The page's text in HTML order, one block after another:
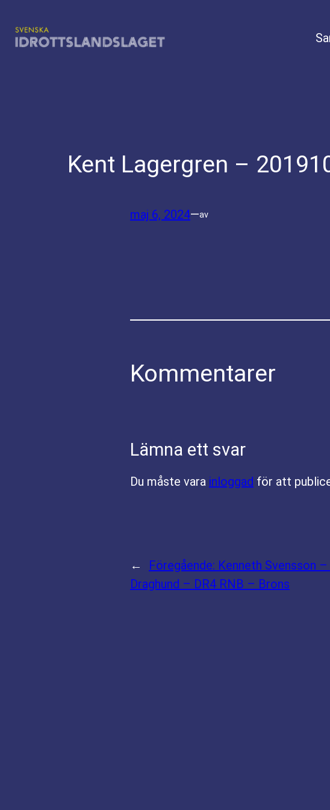
till
innehåll
Kent Lagergren –
maj 6, 2024—av
Kommentarer
Lämna ett svar
Du måste vara inloggad för att
← Föregående: Kenneth Svensson
Draghund – DR4 RNB – Brons